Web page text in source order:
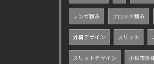
レンガ積み ブロック積み
外構デザイン スリット
スリットデザイン 小松市外